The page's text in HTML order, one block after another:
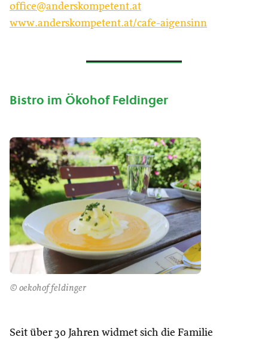
office@anderskompetent.at
www.anderskompetent.at/cafe-aigensinn
Bistro im Ökohof Feldinger
© oekohof feldinger
Seit über 30 Jahren widmet sich die Familie